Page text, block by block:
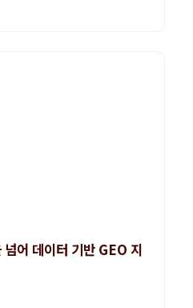
어 데이터 기반 GEO 지